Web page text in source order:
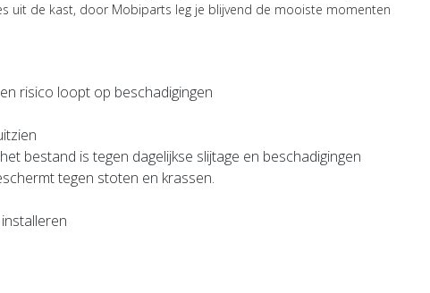
uit de kast, door Mobiparts leg je blijvend de mooiste momenten
risico loopt op beschadigingen
bestand is tegen dagelijkse slijtage en beschadigingen
tegen stoten en krassen.